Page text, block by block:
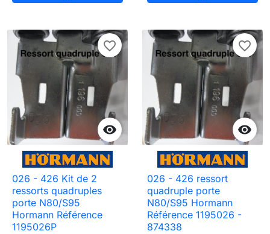

favorite_border
026 - 426 Kit de 2
ressorts quadruples
porte N80/S95
Hormann Référence
1195026P

favorite_border
026 - 426 ressort
quadruple porte
N80/S95 Hormann
Référence 1195026 -
874338